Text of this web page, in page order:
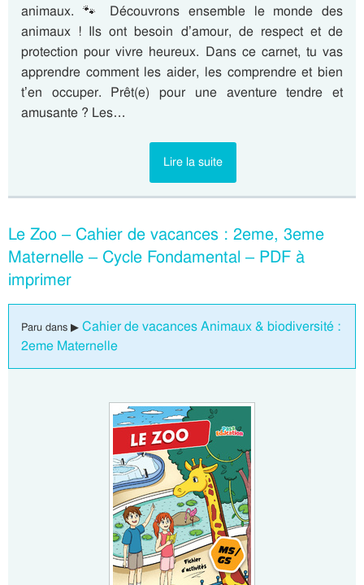
animaux. 🐾 Découvrons ensemble le monde des
animaux ! Ils ont besoin d’amour, de respect et de
protection pour vivre heureux. Dans ce carnet, tu vas
apprendre comment les aider, les comprendre et bien
t’en occuper. Prêt(e) pour une aventure tendre et
amusante ? Les…
Lire la suite
Le Zoo – Cahier de vacances : 2eme, 3eme
Maternelle – Cycle Fondamental – PDF à
imprimer
Paru dans ▶ Cahier de vacances Animaux & biodiversité :
2eme Maternelle